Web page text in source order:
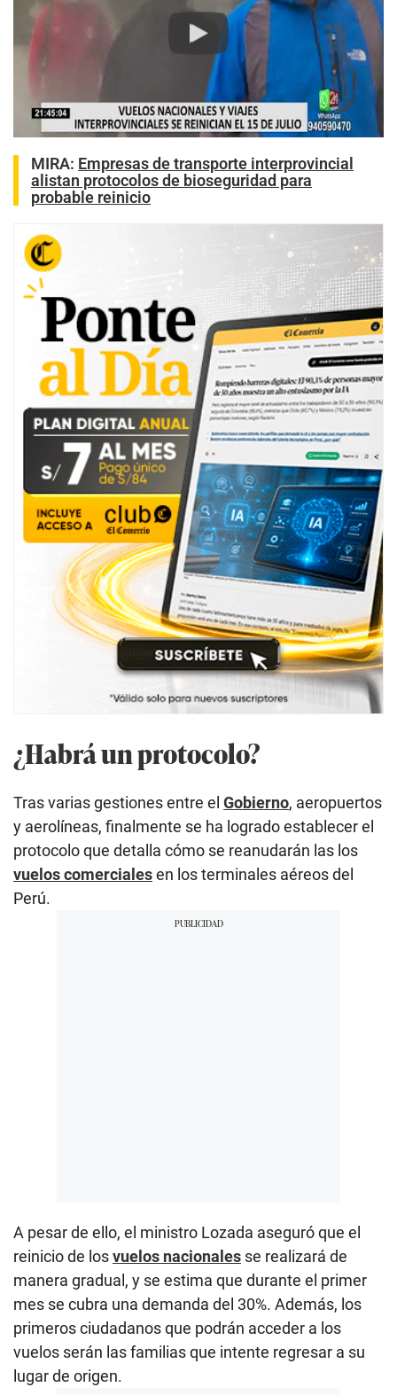
Play
MIRA: Empresas de transporte interprovincial
alistan protocolos de bioseguridad para
probable reinicio
¿Habrá un protocolo?
Tras varias gestiones entre el Gobierno, aeropuertos
y aerolíneas, finalmente se ha logrado establecer el
protocolo que detalla cómo se reanudarán las los
vuelos comercialesen los terminales aéreos del
Perú.
A pesar de ello, el ministro Lozada aseguró que el
reinicio de losvuelos nacionales se realizará de
manera gradual, y se estima que durante el primer
mes se cubra una demanda del 30%. Además, los
primeros ciudadanos que podrán acceder a los
vuelos serán las familias que intente regresar a su
lugar de origen.